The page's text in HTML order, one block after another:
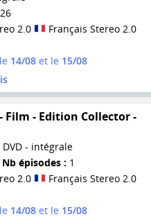
26
2.0
Français Stereo 2.0
14/08et le 15/08
Film - Edition Collector -
- intégrale
Nb épisodes : 1
2.0
Français Stereo 2.0
14/08et le 15/08